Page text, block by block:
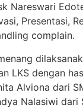
Nareswari
Presentasi,
complain.
LKS dengan
Alviona dari
Nalasiwi dari